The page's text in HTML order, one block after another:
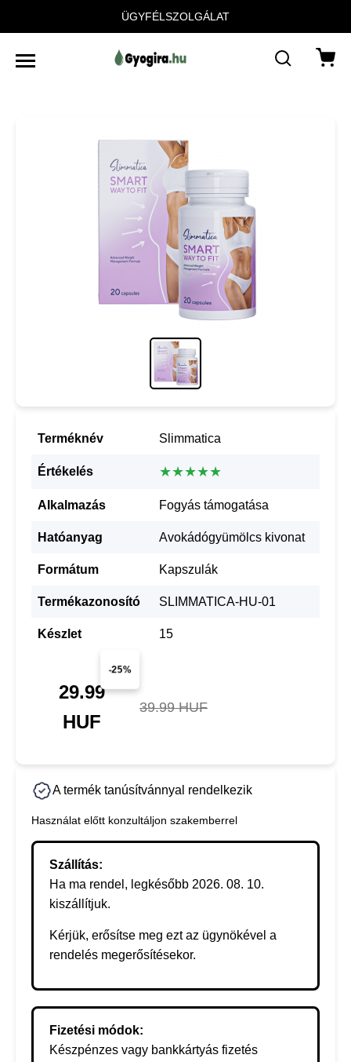
ÜGYFÉLSZOLGÁLAT
Terméknév Slimmatica
Értékelés ★★★★★
Alkalmazás Fogyás támogatása
Hatóanyag Avokádógyümölcs kivonat
Formátum Kapszulák
Termékazonosító SLIMMATICA-HU-01
Készlet 15
-25%
29.99
HUF
39.99 HUF
A termék tanúsítvánnyal rendelkezik
Használat előtt konzultáljon szakemberrel
Szállítás:
Ha ma rendel, legkésőbb 2026. 08. 10.
kiszállítjuk.
Kérjük, erősítse meg ezt az ügynökével a
rendelés megerősítésekor.
Fizetési módok:
Készpénzes vagy bankkártyás fizetés